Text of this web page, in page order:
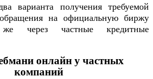
варианта получения требуемой
на официальную биржу
через частные кредитные
онлайн у частных
компаний